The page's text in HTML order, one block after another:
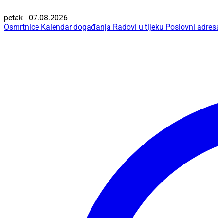
petak - 07.08.2026
Osmrtnice Kalendar događanja Radovi u tijeku Poslovni